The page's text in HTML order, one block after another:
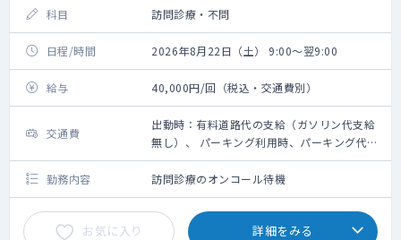
科目 訪問診療・不問
日程/時間 2026年8月22日（土） 9:00～翌9:00
給与 40,000円/回（税込・交通費別）
交通費
出動時：有料道路代の支給（ガソリン代支給
無し）、 パーキング利用時、パーキング代は
その場で看護師が清算します
勤務内容
訪問診療のオンコール待機
お気に入り 詳細をみる